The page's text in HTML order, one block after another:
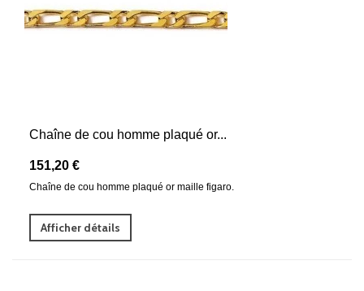
Chaîne de cou homme plaqué or...
151,20 €
Chaîne de cou homme plaqué or maille figaro.
Afficher détails